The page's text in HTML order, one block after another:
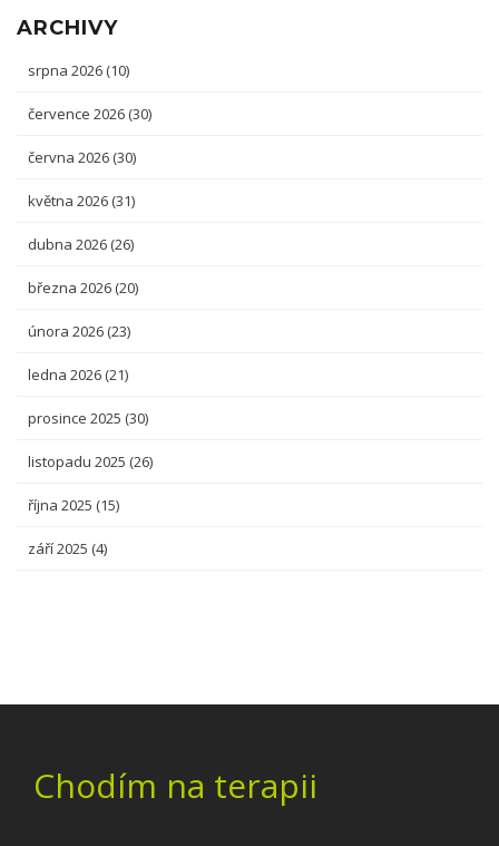
ARCHIVY
srpna 2026 (10)
července 2026 (30)
června 2026 (30)
května 2026 (31)
dubna 2026 (26)
března 2026 (20)
února 2026 (23)
ledna 2026 (21)
prosince 2025 (30)
listopadu 2025 (26)
října 2025 (15)
září 2025 (4)
Chodím na terapii